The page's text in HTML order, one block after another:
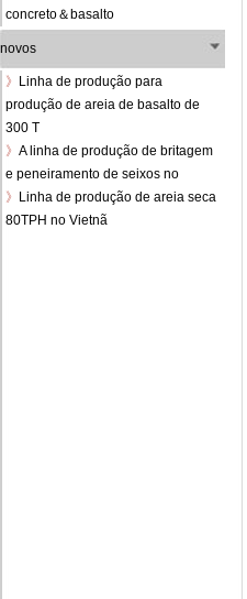
concreto＆basalto
novos
》
Linha de produção para
produção de areia de basalto de
300 T
》 A linha de produção de britagem
e peneiramento de seixos no
》
Linha de produção de areia seca
80TPH no Vietnã